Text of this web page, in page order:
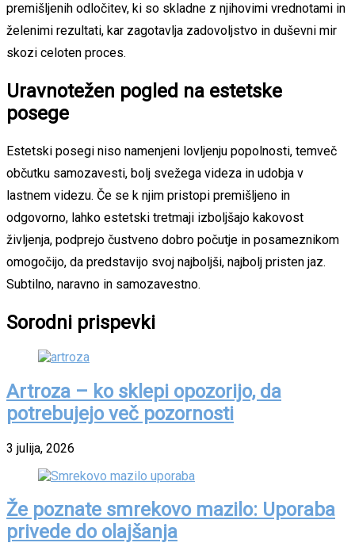
premišljenih odločitev, ki so skladne z njihovimi vrednotami in
želenimi rezultati, kar zagotavlja zadovoljstvo in duševni mir
skozi celoten proces.
Uravnotežen pogled na estetske
posege
Estetski posegi niso namenjeni lovljenju popolnosti, temveč
občutku samozavesti, bolj svežega videza in udobja v
lastnem videzu. Če se k njim pristopi premišljeno in
odgovorno, lahko estetski tretmaji izboljšajo kakovost
življenja, podprejo čustveno dobro počutje in posameznikom
omogočijo, da predstavijo svoj najboljši, najbolj pristen jaz.
Subtilno, naravno in samozavestno.
Sorodni prispevki
Artroza – ko sklepi opozorijo, da
potrebujejo več pozornosti
3 julija, 2026
Že poznate smrekovo mazilo: Uporaba
privede do olajšanja